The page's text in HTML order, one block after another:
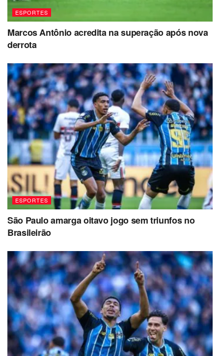
ESPORTES
Marcos Antônio acredita na superação após nova
derrota
ESPORTES
São Paulo amarga oitavo jogo sem triunfos no
Brasileirão